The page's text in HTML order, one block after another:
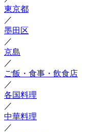
東京都
／
墨田区
／
京島
／
ご飯・食事・飲食店
／
各国料理
／
中華料理
／